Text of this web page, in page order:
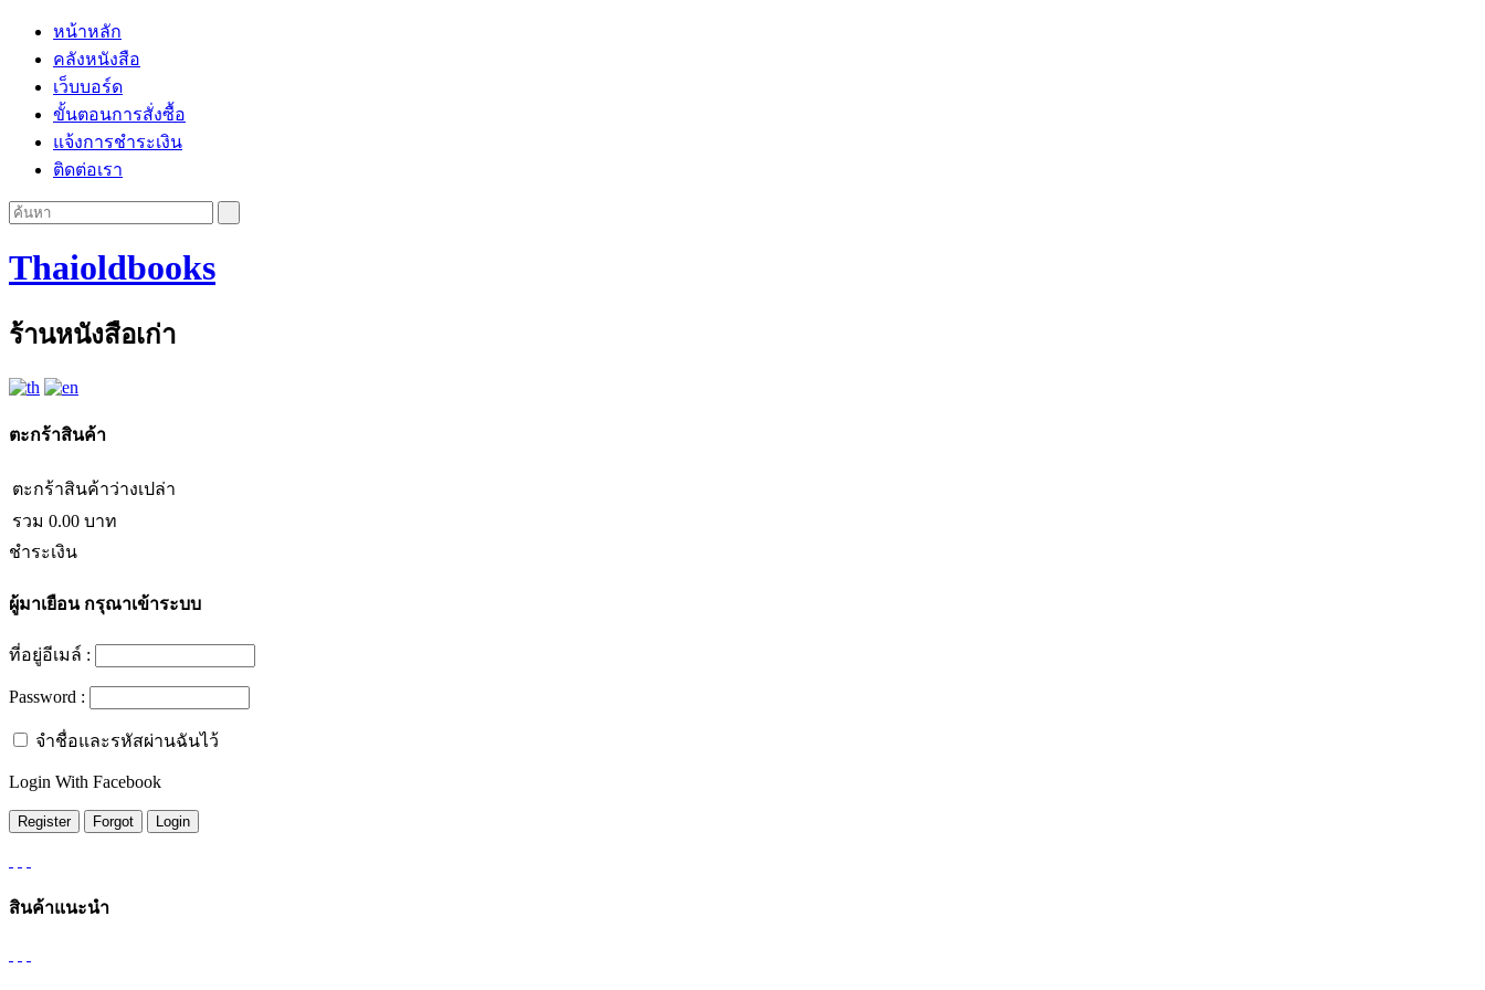
หน้าหลัก
คลังหนังสือ
เว็บบอร์ด
ขั้นตอนการสั่งซื้อ
แจ้งการชำระเงิน
ติดต่อเรา
Thaioldbooks
ร้านหนังสือเก่า
ตะกร้าสินค้า
ตะกร้าสินค้าว่างเปล่า
รวม 0.00 บาท
ชำระเงิน
ผู้มาเยือนกรุณาเข้าระบบ
ที่อยู่อีเมล์ :
Password :
จำชื่อและรหัสผ่านฉันไว้
Login With Facebook
สินค้าแนะนำ